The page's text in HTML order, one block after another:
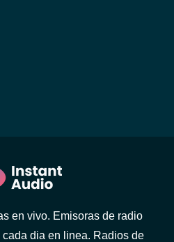
en vivo. Emisoras de radio
dia en linea. Radios de